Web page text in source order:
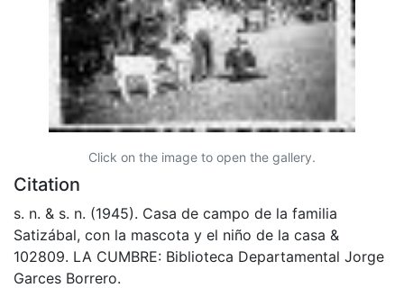
Click on the image to open the gallery.
Citation
s. n. & s. n. (1945). Casa de campo de la familia
Satizábal, con la mascota y el niño de la casa &
102809. LA CUMBRE: Biblioteca Departamental Jorge
Garces Borrero.